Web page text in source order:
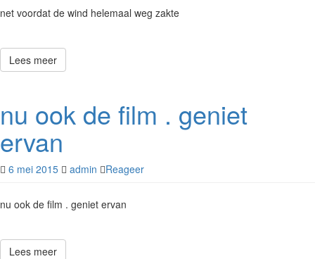
net voordat de wind helemaal weg zakte
Lees meer
nu ook de film . geniet
ervan
6 mei 2015 admin Reageer
nu ook de film . geniet ervan
Lees meer